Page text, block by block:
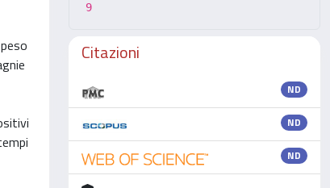
9
Citazioni
ND
ND
ND